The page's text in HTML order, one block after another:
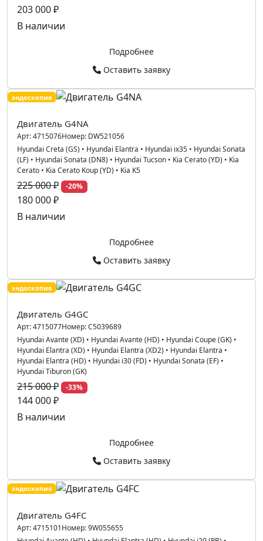
203 000 ₽
В наличии
Подробнее
Оставить заявку
эндоскопия
Двигатель G4NA
Арт:4715076Номер: DW521056
Hyundai Creta (GS) • Hyundai Elantra • Hyundai ix35 • Hyundai Sonata
(LF) • Hyundai Sonata (DN8) • Hyundai Tucson • Kia Cerato (YD) • Kia
Cerato • Kia Cerato Koup (YD) • Kia K5
225 000 ₽ -20%
180 000 ₽
В наличии
Подробнее
Оставить заявку
эндоскопия
Двигатель G4GC
Арт:4715077Номер:C5039689
Hyundai Avante (XD) • Hyundai Avante (HD) • Hyundai Coupe (GK) •
Hyundai Elantra (XD) • Hyundai Elantra (XD2) • Hyundai Elantra •
Hyundai Elantra (HD) • Hyundai i30 (FD) • Hyundai Sonata (EF) •
Hyundai Tiburon (GK)
215 000 ₽ -33%
144 000 ₽
В наличии
Подробнее
Оставить заявку
эндоскопия
Двигатель G4FC
Арт:4715101Номер:9W055655